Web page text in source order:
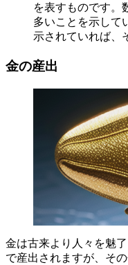
を表すものです。
多いことを示して
示されていれば、
金の産出
金は古来より人々を魅
で産出されますが、そ